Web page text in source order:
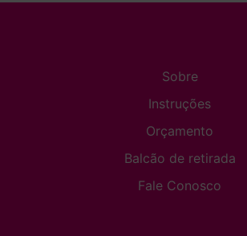
Sobre
Instruções
Orçamento
Balcão de retirada
Fale Conosco